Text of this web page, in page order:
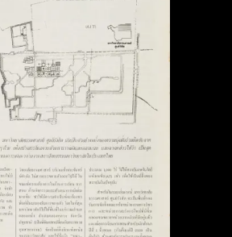
的二十及二十一世紀視覺